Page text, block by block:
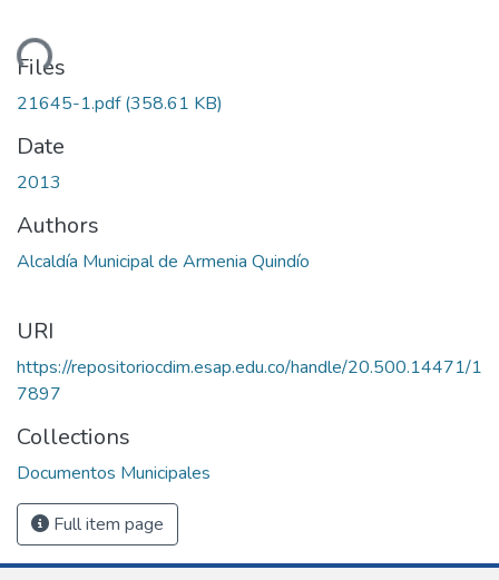
Files
21645-1.pdf(358.61 KB)
Date
2013
Authors
Alcaldía Municipal de Armenia Quindío
URI
https://repositoriocdim.esap.edu.co/handle/20.500.14471/1
7897
Collections
Documentos Municipales
Full item page